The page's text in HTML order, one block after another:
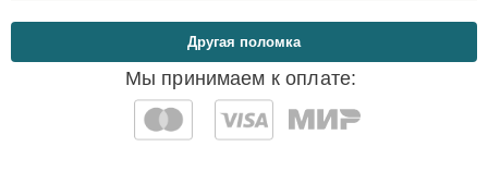
Мы принимаем к оплате:
Другая поломка